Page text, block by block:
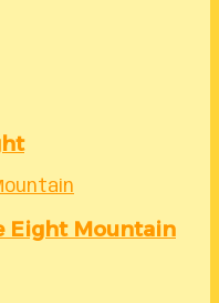
Eight Mountain